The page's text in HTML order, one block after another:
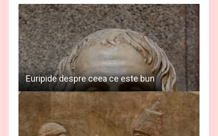
Euripide despre ceea ce este bun